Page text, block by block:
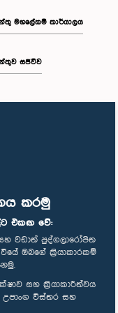
කරමු
එකඟ වේ:
වඩාත් පුද්ගලාරෝපිත
ඔබගේ ක්‍රියාකාරකම්
සහ ක්‍රියාකාරීත්වය
විස්තර සහ
මහලේකම් කාර්යාලය
සජීවීව